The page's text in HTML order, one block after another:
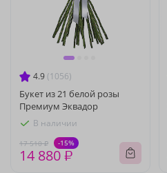
4.9 (1056)
Букет из 21 белой розы
Премиум Эквадор
В наличии
17 510 ₽ -15%
14 880 ₽